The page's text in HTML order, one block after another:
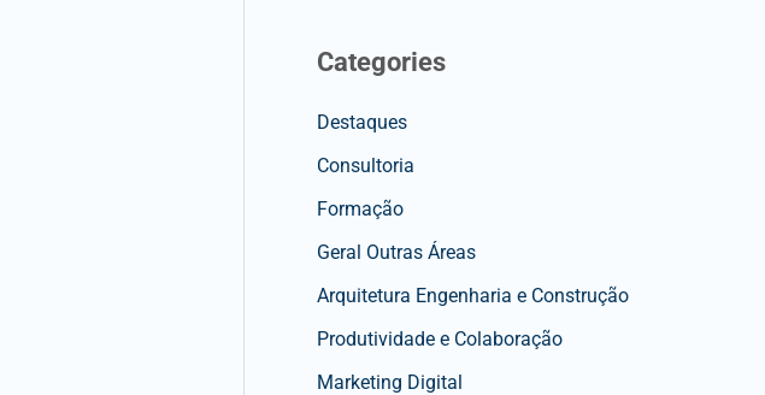
Categories
Destaques
Consultoria
Formação
Geral Outras Áreas
Arquitetura Engenharia e Construção
Produtividade e Colaboração
Marketing Digital